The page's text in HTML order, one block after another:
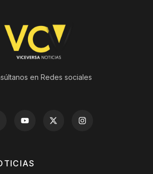
en Redes sociales